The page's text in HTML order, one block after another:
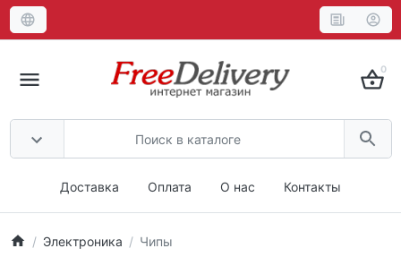
0
Доставка Оплата О нас Контакты
Электроника Чипы